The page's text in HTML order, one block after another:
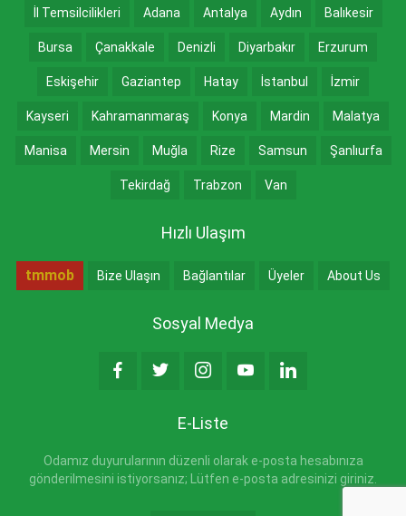
İl Temsilcilikleri Adana Antalya Aydın Balıkesir
Bursa Çanakkale Denizli Diyarbakır Erzurum
Eskişehir Gaziantep Hatay İstanbul İzmir
Kayseri Kahramanmaraş Konya Mardin Malatya
Manisa Mersin Muğla Rize Samsun Şanlıurfa
Tekirdağ Trabzon Van
Hızlı Ulaşım
tmmob Bize Ulaşın Bağlantılar Üyeler About Us
Sosyal Medya
E-Liste
Odamız duyurularının düzenli olarak e-posta hesabınıza
gönderilmesini istiyorsanız; Lütfen e-posta adresinizi giriniz.